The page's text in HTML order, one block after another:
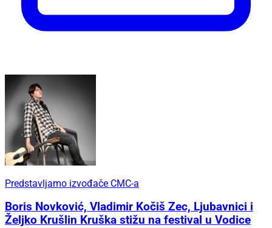
Predstavljamo izvođače CMC-a
Boris Novković, Vladimir Kočiš Zec, Ljubavnici i
Željko Krušlin Kruška stižu na festival u Vodice